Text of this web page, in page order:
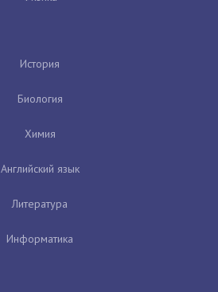
История
Биология
Химия
Английский язык
Литература
Информатика